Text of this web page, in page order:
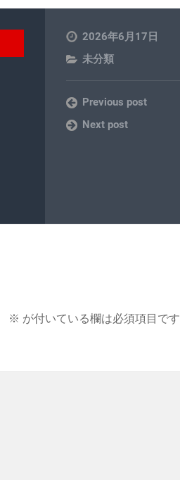
2026年6月17日
未分類
Previous post
Next post
※ が付いている欄は必須項目です